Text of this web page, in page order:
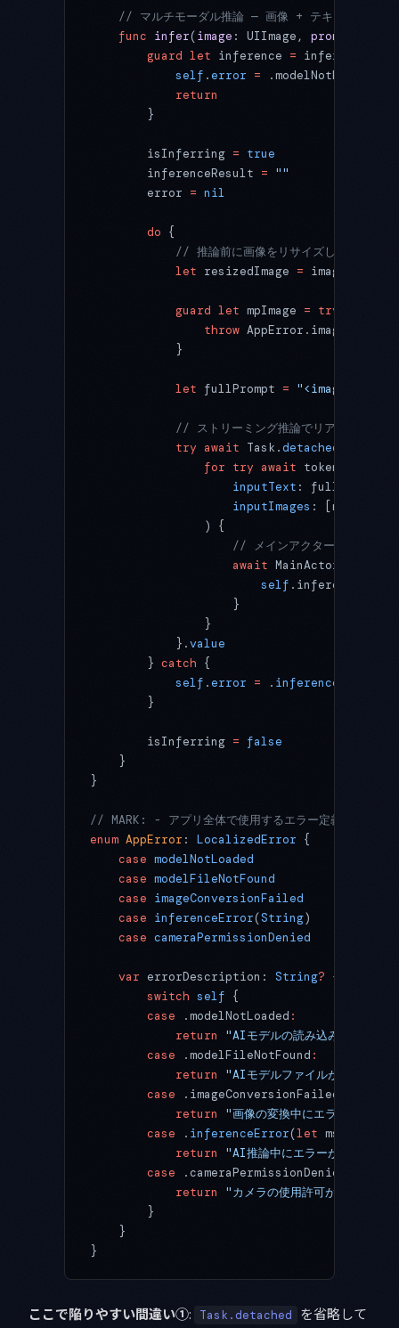
// マルチモーダル推論 — 画像 + テキストプロン
    func
infer(image : UIImage, prompt
        guard
let inference = inference
            self
.error = .modelNotLoaded
            return
        }
        isInferring
= true
        inferenceResult
= ""
        error
= nil
        do
{
// 推論前に画像をリサイズしてメモリ消
            let
resizedImage = image.
            guard
let mpImage = try?
                throw
            }
            let
fullPrompt = "<image>
// ストリーミング推論でリアルタイム表
            try
await Task.detached
                for
try await token
                    inputText
: fullPrompt,
                    inputImages
: [mpImage]
                ) {
// メインアクターに切り替え
                    await
MainActor.
                        self
                    }
                }
            }.
value
        }
catch {
            self
.error = . inferenceError
        }
        isInferring
= false
    }
}
// MARK: - アプリ全体で使用するエラー定義
enum AppError : LocalizedError {
    case
modelNotLoaded
    case
modelFileNotFound
    case
imageConversionFailed
    case
inferenceError(String)
    case
cameraPermissionDenied
    var
errorDescription: String? {
        switch
self {
        case
.modelNotLoaded :
            return
"AIモデルの読み込みが完了し
        case
.modelFileNotFound :
            return
"AIモデルファイルが見つかり
        case
.imageConversionFailed
            return
"画像の変換中にエラーが発生
        case
. inferenceError(let msg)
            return
"AI推論中にエラーが発生しま
        case
.cameraPermissionDenied
            return
"カメラの使用許可が必要です
        }
    }
}
ここで陥りやすい間違い①: Task.detached を省略して